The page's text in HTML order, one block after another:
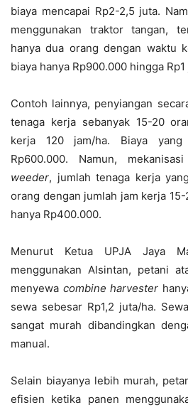
biaya mencapai Rp2-2,5 juta.
menggunakan traktor tangan,
hanya dua orang dengan waktu
biaya hanya Rp900.000 hingga Rp1
Contoh lainnya, penyiangan
tenaga kerja sebanyak 15-20
kerja 120 jam/ha. Biaya yang
Rp600.000. Namun,
weeder, jumlah tenaga kerja
orang dengan jumlah jam kerja
hanya Rp400.000.
Menurut Ketua UPJA Jaya
menggunakan Alsintan, petani
menyewa combine harvester
sewa sebesar Rp1,2 juta/ha. Sewa
sangat murah dibandingkan
manual.
Selain biayanya lebih murah,
efisien ketika panen